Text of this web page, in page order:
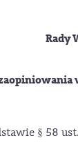
Rady
§ 58